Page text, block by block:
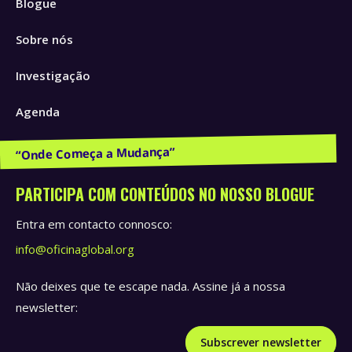
opens
new new
Blogue
Sobre nós
Investigação
Agenda
Publicações e Recursos
PARTICIPA COM CONTEÚDOS NO NOSSO BLOGUE
Entra em contacto connosco:
info@oficinaglobal.org
Não deixes que te escape nada. Assine já a nossa
newsletter:
Subscrever newsletter